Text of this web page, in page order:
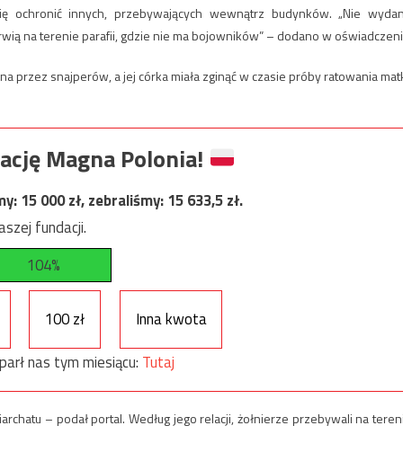
ochronić innych, przebywających wewnątrz budynków. „Nie
na terenie parafii, gdzie nie ma bojowników” – dodano w
przez snajperów, a jej córka miała zginąć w czasie próby ratowania
Magna Polonia!
15 000zł, zebraliśmy:15 633,5zł.
fundacji.
104%
100 zł
Inna kwota
nas tym miesiącu: Tutaj
– podał portal. Według jego relacji, żołnierze przebywali na